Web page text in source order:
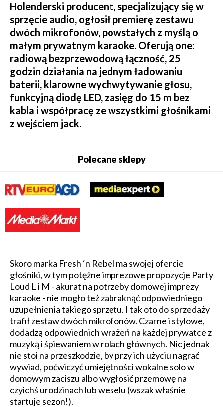
Holenderski producent, specjalizujący się w
sprzęcie audio, ogłosił premierę zestawu
dwóch mikrofonów, powstałych z myślą o
małym prywatnym karaoke. Oferują one:
radiową bezprzewodową łączność, 25
godzin działania na jednym ładowaniu
baterii, klarowne wychwytywanie głosu,
funkcyjną diodę LED, zasięg do 15 m bez
kabla i współpracę ze wszystkimi głośnikami
z wejściem jack.
Polecane sklepy
Skoro marka Fresh ‘n Rebel ma swojej ofercie
głośniki, w tym potężne imprezowe propozycje Party
Loud L i M - akurat na potrzeby domowej imprezy
karaoke - nie mogło też zabraknąć odpowiedniego
uzupełnienia takiego sprzętu. I tak oto do sprzedaży
trafił zestaw dwóch mikrofonów. Czarne i stylowe,
dodadzą odpowiednich wrażeń na każdej prywatce z
muzyką i śpiewaniem w rolach głównych. Nic jednak
nie stoi na przeszkodzie, by przy ich użyciu nagrać
wywiad, poćwiczyć umiejętności wokalne solo w
domowym zaciszu albo wygłosić przemowę na
czyichś urodzinach lub weselu (wszak właśnie
startuje sezon!).